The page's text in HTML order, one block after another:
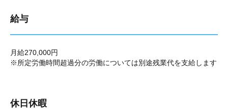
給与
月給270,000円
※所定労働時間超過分の労働については別途残業代を支給します
休日休暇